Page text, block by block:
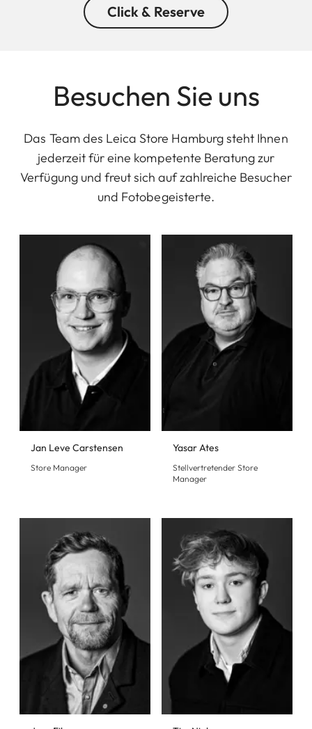
Click & Reserve
Besuchen Sie uns
Das Team des Leica Store Hamburg steht Ihnen
jederzeit für eine kompetente Beratung zur
Verfügung und freut sich auf zahlreiche Besucher
und Fotobegeisterte.
Jan Leve Carstensen
Store Manager
Yasar Ates
Stellvertretender Store
Manager